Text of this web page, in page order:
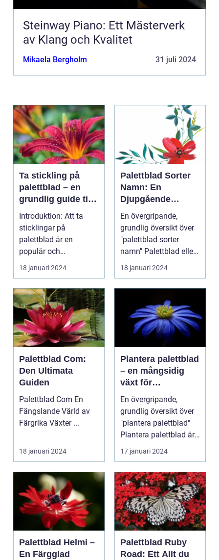
Steinway Piano: Ett Mästerverk
av Klang och Kvalitet
Mikaela Bergholm 31 juli 2024
Ta stickling på
palettblad – en
grundlig guide till
framgångsrik
förökning
Introduktion: Att ta
sticklingar på
palettblad är en
populär och
spännande metod för
att föröka och...
18 januari 2024
Palettblad Sorter
Namn: En
Djupgående
Översikt
En övergripande,
grundlig översikt över
"palettblad sorter
namn" Palettblad eller
Coleus är en popu...
18 januari 2024
Palettblad Com:
Den Ultimata
Guiden
Palettblad Com En
Fängslande Värld av
Färgrika Växter ...
18 januari 2024
Plantera palettblad
– en mångsidig
växt för
trädgårdsentusiast
En övergripande,
grundlig översikt över
"plantera palettblad"
Plantera palettblad är
en populär akt...
17 januari 2024
Palettblad Helmi –
En Färgglad
Palettblad Ruby
Road: Ett Allt du